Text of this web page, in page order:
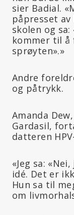
sier Badial.
påpresset
skolen og
kommer til å
sprøyten».»
Andre
og påtrykk.
Amanda
Gardasil,
datteren
«Jeg sa:
idé. Det er
Hun sa til
om